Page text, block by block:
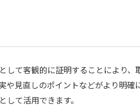
て客観的に証明することにより、
見直しのポイントなどがより明確
て活用できます。